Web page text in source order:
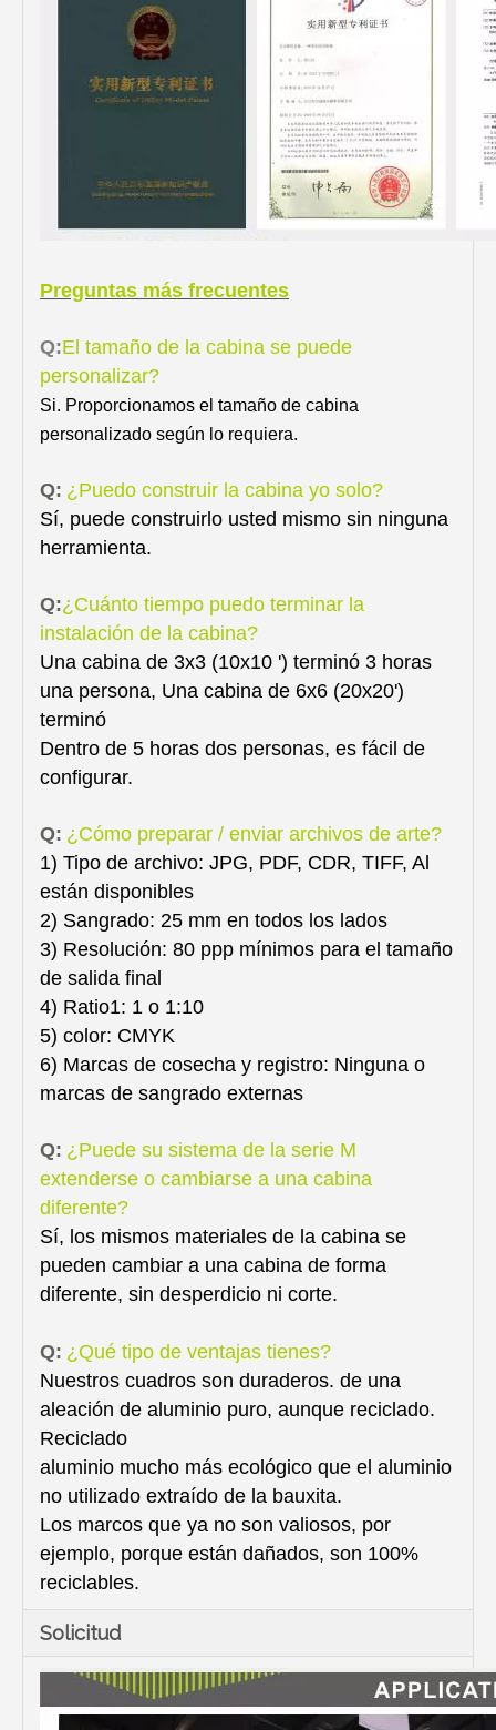
Preguntas más frecuentes
Q:El tamaño de la cabina se puede
personalizar?
Si. Proporcionamos el tamaño de cabina
personalizado según lo requiera.
Q: ¿Puedo construir la cabina yo solo?
Sí, puede construirlo usted mismo sin ninguna
herramienta.
Q:¿Cuánto tiempo puedo terminar la
instalación de la cabina?
Una cabina de 3x3 (10x10 ') terminó 3 horas
una persona, Una cabina de 6x6 (20x20')
terminó
Dentro de 5 horas dos personas, es fácil de
configurar.
Q: ¿Cómo preparar / enviar archivos de arte?
1) Tipo de archivo: JPG, PDF, CDR, TIFF, Al
están disponibles
2) Sangrado: 25 mm en todos los lados
3) Resolución: 80 ppp mínimos para el tamaño
de salida final
4) Ratio1: 1 o 1:10
5) color: CMYK
6) Marcas de cosecha y registro: Ninguna o
marcas de sangrado externas
Q: ¿Puede su sistema de la serie M
extenderse o cambiarse a una cabina
diferente?
Sí, los mismos materiales de la cabina se
pueden cambiar a una cabina de forma
diferente, sin desperdicio ni corte.
Q: ¿Qué tipo de ventajas tienes?
Nuestros cuadros son duraderos. de una
aleación de aluminio puro, aunque reciclado.
Reciclado
aluminio mucho más ecológico que el aluminio
no utilizado extraído de la bauxita.
Los marcos que ya no son valiosos, por
ejemplo, porque están dañados, son 100%
reciclables.
Solicitud